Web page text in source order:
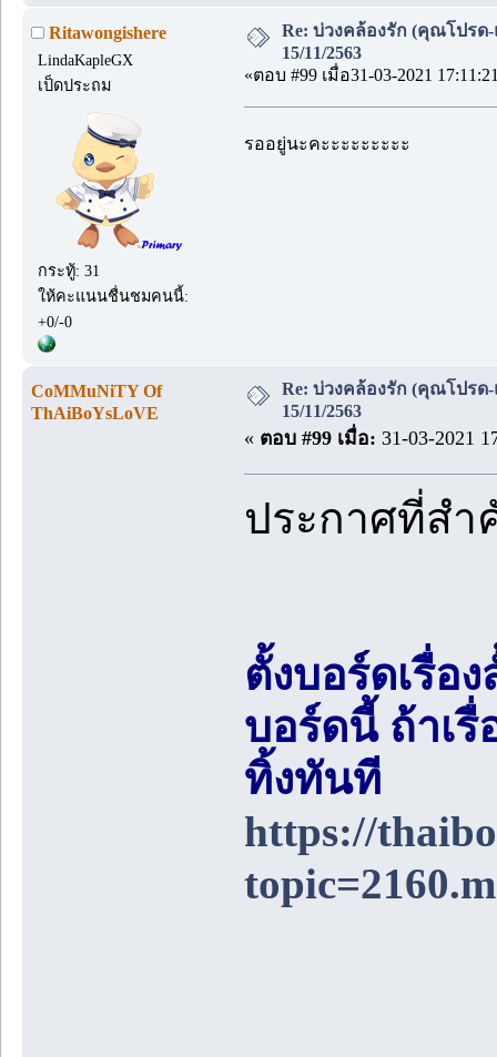
Ritawongishere
LindaKapleGX
เป็ดประถม
กระทู้: 31
ให้คะแนนชื่นชมคนนี้:
+0/-0
Re: บ่วงคล้องรัก (คุณโปร
15/11/2563
«ตอบ #99 เมื่อ31-03-2021
รออยู่นะคะะะะะะะะะ
CoMMuNiTY Of
ThAiBoYsLoVE
Re: บ่วงคล้องรัก (คุณโปร
15/11/2563
« ตอบ #99 เมื่อ: 31-03-2021
ประกาศที่ส
ตั้งบอร์ดเรื่อ
บอร์ดนี้ ถ้าเ
ทิ้งทันที
https://